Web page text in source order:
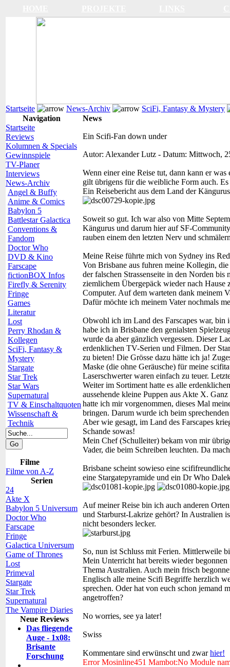
Startseite News-Archiv
SciFi, Fantasy & Mystery
Navigation
Startseite
Reviews
Kolumnen & Specials
Gewinnspiele
TV-Planer
Interviews
News-Archiv
Angel & Buffy
Anime & Comics
Babylon 5
Battlestar Galactica
Conventions &
Fandom
Doctor Who
DVD & Kino
Farscape
fictionBOX Infos
Firefly & Serenity
Fringe
Games
Literatur
Lost
Perry Rhodan &
Kollegen
SciFi, Fantasy &
Mystery
Stargate
Star Trek
Star Wars
Supernatural
TV & Einschaltquoten
Wissenschaft &
Technik
Filme
Filme von A-Z
Serien
24
Akte X
Babylon 5 Universum
Doctor Who
Farscape
Fringe
Galactica Universum
Game of Thrones
Lost
Primeval
Stargate
Star Trek
Supernatural
The Vampire Diaries
Neue Reviews
Das fliegende
Auge - 1x08:
Brisante
Forschung
News
Ein Scifi-Fan down under
Autor: Alexander Lutz - Datum: Mittwoch,
Wenn einer eine Reise tut, dann kann er
gilt übrigens für die weibliche Form auch.
Ein Reisebericht aus dem Land der
Soweit so gut. Ich war also von Mitte
Kängurus und darum hier auf SF-
rauben einem den letzten Nerv und
Meine Reise führte mich von Sydney ins
Von Brisbane aus fuhren meine Kollegin,
der falschen Strassenseite in den Norden
ziemlichem Übergepäck wieder nach Hause
Computer. Auf dem warteten dank meinem
Dafür möchte ich meinem Vater nochmals
Obwohl ich im Land des Farscapes war, bin
habe ich in Brisbane den genialsten
wurde da aber gänzlich vergessen. Dieser
erdenklichen TV-Serien und Filmen. Der
zu bieten! Die Grösse dazu hätte ich ja!
Maske (die ohne Geräusche) für meine
Laserschwerter waren einfach zu teuer.
Weiter im Sortiment hatte es alle
aussehende kleine Puppen aus Akte X.
hatte ich mir vorgenommen, dieses Mal
bringen. Darum wurde ich beim
Aber wie gesagt, im Land des Farscapes
Schande sowas!
Mein Chef (Schulleiter) bekam von mir
Vader, die beim Schreiben leuchten. Da
Brisbane scheint sowieso eine
eine Stargatepyramide und ein Dr Who
Auf meiner Reise bin ich auch anderen
und Starburst-Lakrize gehört? In Australien
nicht besonders lecker.
So, nun ist Schluss mit Ferien. Mittlerweile
Mein Unterricht hat bereits wieder
Thema Australien. Auch mein frisch
Englisch alle meine Scifi Begriffe herzlich
sprechen. Oder hat von euch schon jemand
angetroffen?
No worries, see ya later!
Swiss
Kommentare sind erwünscht und zwarhier!
Error Mosinline451 Mambot:No Module